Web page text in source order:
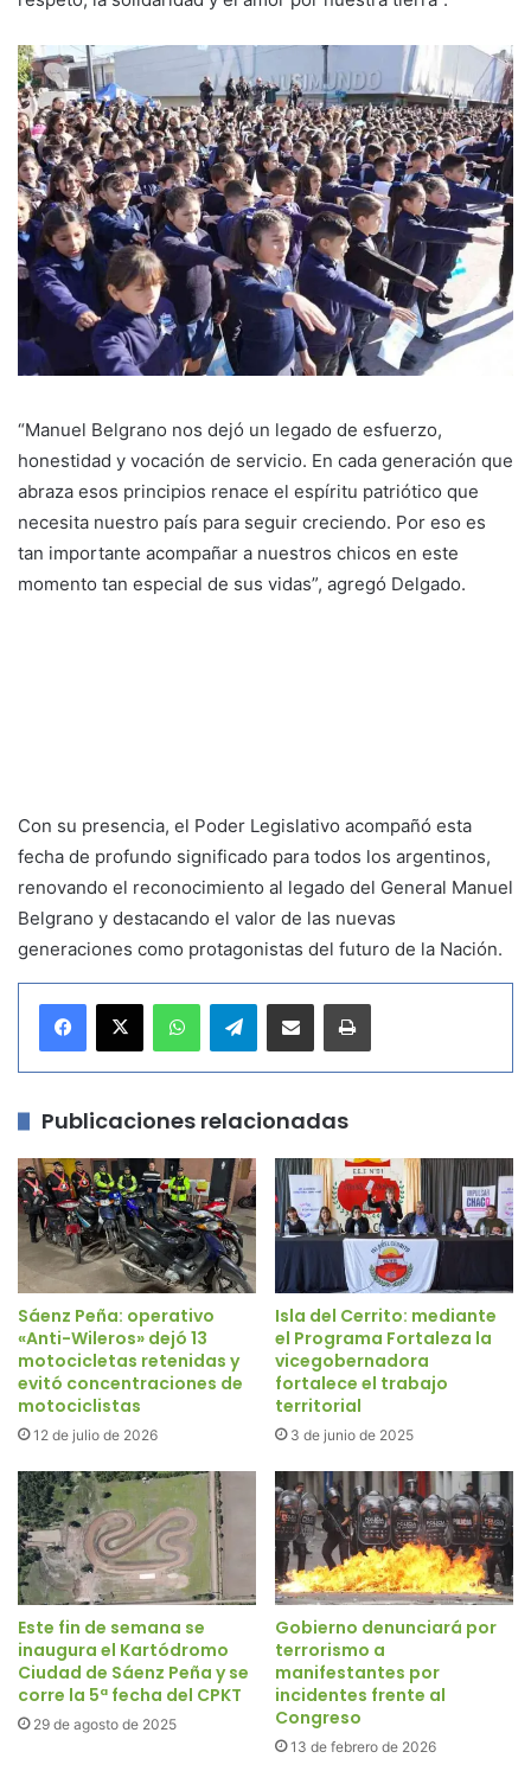
“Manuel Belgrano nos dejó un legado de esfuerzo,
honestidad y vocación de servicio. En cada generación que
abraza esos principios renace el espíritu patriótico que
necesita nuestro país para seguir creciendo. Por eso es
tan importante acompañar a nuestros chicos en este
momento tan especial de sus vidas”, agregó Delgado.
Con su presencia, el Poder Legislativo acompañó esta
fecha de profundo significado para todos los argentinos,
renovando el reconocimiento al legado del General Manuel
Belgrano y destacando el valor de las nuevas
generaciones como protagonistas del futuro de la Nación.
Telegram
Publicaciones relacionadas
Sáenz Peña: operativo
«Anti-Wileros» dejó 13
motocicletas retenidas y
evitó concentraciones de
motociclistas
12 de julio de 2026
Isla del Cerrito: mediante
el Programa Fortaleza la
vicegobernadora
fortalece el trabajo
territorial
3 de junio de 2025
Este fin de semana se
inaugura el Kartódromo
Ciudad de Sáenz Peña y se
corre la 5ª fecha del CPKT
29 de agosto de 2025
Gobierno denunciará por
terrorismo a
manifestantes por
incidentes frente al
Congreso
13 de febrero de 2026